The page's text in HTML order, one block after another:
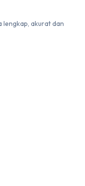
akurat dan